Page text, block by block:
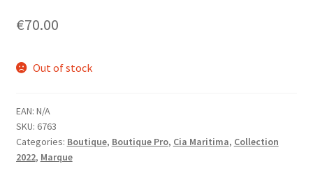
€70.00
Out of stock
EAN: N/A
SKU: 6763
Categories: Boutique, Boutique Pro, Cia Maritima, Collection
2022, Marque